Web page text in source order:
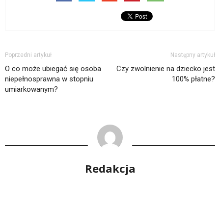
Poprzedni artykuł
O co może ubiegać się osoba
niepełnosprawna w stopniu
umiarkowanym?
Następny artykuł
Czy zwolnienie na dziecko jest
100% płatne?
Redakcja